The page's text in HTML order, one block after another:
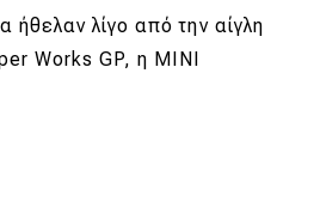
ήθελαν λίγο από την αίγλη
Works GP, η MINI